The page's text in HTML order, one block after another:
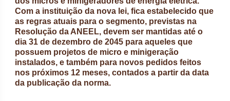
Com a instituição da nova lei, fica estabelecido que
as regras atuais para o segmento, previstas na
Resolução da ANEEL, devem ser mantidas até o
dia 31 de dezembro de 2045 para aqueles que
possuem projetos de micro e minigeração
instalados, e também para novos pedidos feitos
nos próximos 12 meses, contados a partir da data
da publicação da norma.